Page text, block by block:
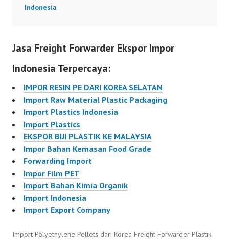
Indonesia
Jasa Freight Forwarder Ekspor Impor
Indonesia Terpercaya:
IMPOR RESIN PE DARI KOREA SELATAN
Import Raw Material Plastic Packaging
Import Plastics Indonesia
Import Plastics
EKSPOR BIJI PLASTIK KE MALAYSIA
Impor Bahan Kemasan Food Grade
Forwarding Import
Impor Film PET
Import Bahan Kimia Organik
Import Indonesia
Import Export Company
Import Polyethylene Pellets dari Korea Freight Forwarder Plastik